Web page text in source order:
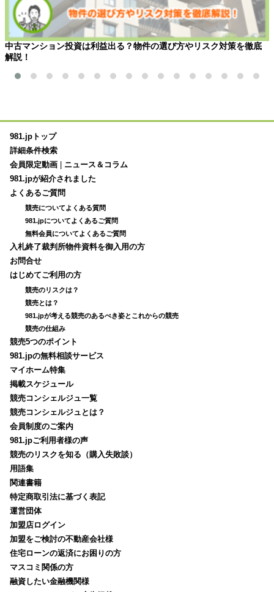
中古マンション投資は利益出る？物件の選び方やリスク対策を徹底
解説！
981.jpトップ
詳細条件検索
会員限定動画
ニュース＆コラム
981.jpが紹介されました
よくあるご質問
競売についてよくある質問
981.jpについてよくあるご質問
無料会員についてよくあるご質問
入札終了裁判所物件資料を御入用の方
お問合せ
はじめてご利用の方
競売のリスクは？
競売とは？
981.jpが考える競売のあるべき姿とこれからの競売
競売の仕組み
競売5つのポイント
981.jpの無料相談サービス
マイホーム特集
掲載スケジュール
競売コンシェルジュ一覧
競売コンシェルジュとは？
会員制度のご案内
981.jpご利用者様の声
競売のリスクを知る（購入失敗談）
用語集
関連書籍
特定商取引法に基づく表記
運営団体
加盟店ログイン
加盟をご検討の不動産会社様
住宅ローンの返済にお困りの方
マスコミ関係の方
融資したい金融機関様